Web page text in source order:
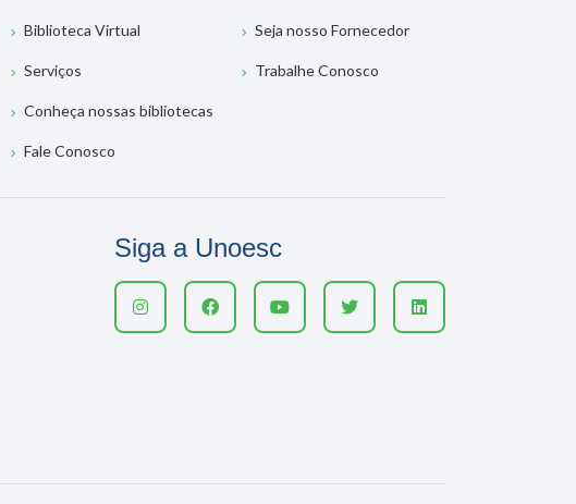
Biblioteca Virtual
Serviços
Conheça nossas bibliotecas
Fale Conosco
Seja nosso Fornecedor
Trabalhe Conosco
Siga a Unoesc